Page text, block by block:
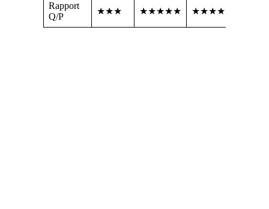
Rapport
Q/P
★★★ ★★★★★ ★★★★